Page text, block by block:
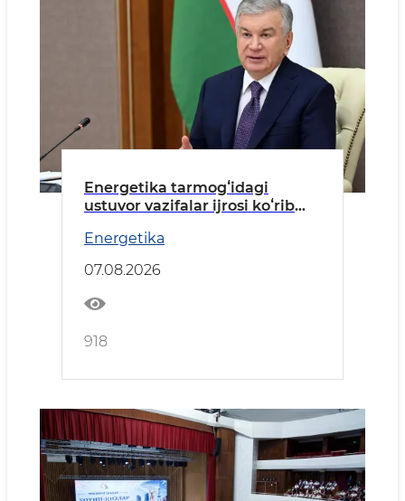
Energetika tarmogʻidagi
ustuvor vazifalar ijrosi koʻrib
Energetika
07.08.2026
918